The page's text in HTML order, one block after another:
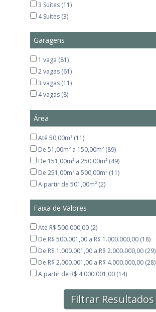
3 Suítes (11)
4 Suítes (3)
Garagens
1 vaga (81)
2 vagas (61)
3 vagas (11)
4 vagas (8)
Área
Até 50,00m² (11)
De 51,00m² a 150,00m² (89)
De 151,00m² a 250,00m² (49)
De 251,00m² a 500,00m² (11)
A partir de 501,00m² (2)
Faixa de Valores
Até R$ 500.000,00 (2)
De R$ 500.001,00 a R$ 1.000.000,00 (18)
De R$ 1.000.001,00 a R$ 2.000.000,00 (29)
De R$ 2.000.001,00 a R$ 4.000.000,00 (28)
A partir de R$ 4.000.001,00 (14)
Filtrar Resultados